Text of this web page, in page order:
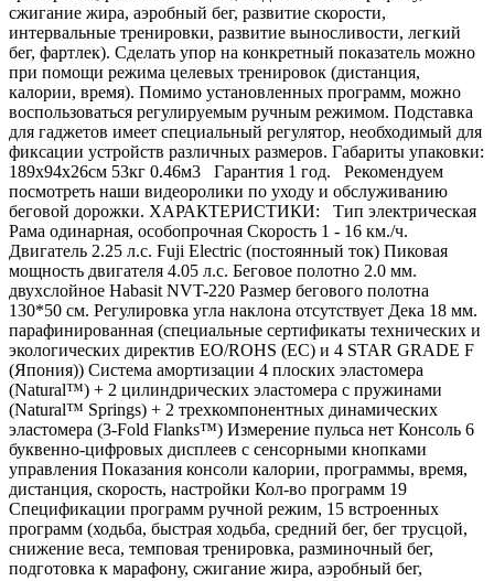
сжигание жира, аэробный бег, развитие скорости,
интервальные тренировки, развитие выносливости, легкий
бег, фартлек). Сделать упор на конкретный показатель можно
при помощи режима целевых тренировок (дистанция,
калории, время). Помимо установленных программ, можно
воспользоваться регулируемым ручным режимом. Подставка
для гаджетов имеет специальный регулятор, необходимый для
фиксации устройств различных размеров. Габариты упаковки:
189х94х26см 53кг 0.46м3 Гарантия 1 год. Рекомендуем
посмотреть наши видеоролики по уходу и обслуживанию
беговой дорожки. ХАРАКТЕРИСТИКИ: Тип электрическая
Рама одинарная, особопрочная Скорость 1 - 16 км./ч.
Двигатель 2.25 л.с. Fuji Electric (постоянный ток) Пиковая
мощность двигателя 4.05 л.с. Беговое полотно 2.0 мм.
двухслойное Habasit NVT-220 Размер бегового полотна
130*50 см. Регулировка угла наклона отсутствует Дека 18 мм.
парафинированная (специальные сертификаты технических и
экологических директив EO/ROHS (ЕС) и 4 STAR GRADE F
(Япония)) Система амортизации 4 плоских эластомера
(Natural™) + 2 цилиндрических эластомера с пружинами
(Natural™ Springs) + 2 трехкомпонентных динамических
эластомера (3-Fold Flanks™) Измерение пульса нет Консоль 6
буквенно-цифровых дисплеев с сенсорными кнопками
управления Показания консоли калории, программы, время,
дистанция, скорость, настройки Кол-во программ 19
Спецификации программ ручной режим, 15 встроенных
программ (ходьба, быстрая ходьба, средний бег, бег трусцой,
снижение веса, темповая тренировка, разминочный бег,
подготовка к марафону, сжигание жира, аэробный бег,